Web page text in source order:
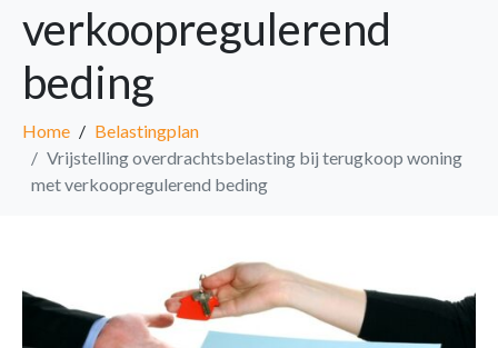
verkoopregulerend
beding
Home
Belastingplan
Vrijstelling overdrachtsbelasting bij terugkoop woning
met verkoopregulerend beding